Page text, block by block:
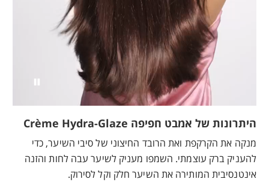
היתרונות של אמבט חפיפה Crème Hydra-Glaze
מנקה את הקרקפת ואת הרובד החיצוני של סיבי השיער, כדי
להעניק ברק עוצמתי. השמפו מעניק לשיער עבה לחות והזנה
אינטנסיבית המותירה את השיער חלק וקל לסירוק.